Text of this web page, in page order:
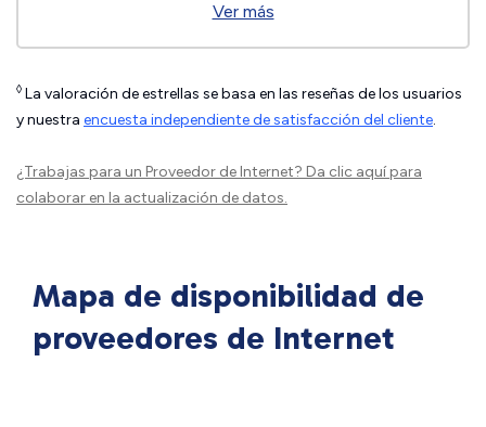
Ver más
◊ La valoración de estrellas se basa en las reseñas de los usuarios
y nuestra encuesta independiente de satisfacción del cliente.
¿Trabajas para un Proveedor de Internet? Da clic aquípara
colaborar en la actualización de datos.
Mapa de disponibilidad de
proveedores de Internet